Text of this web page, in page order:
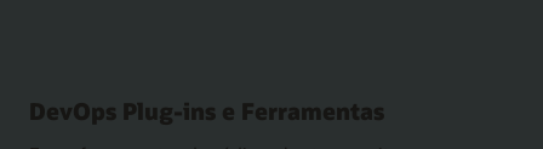
DevOps Plug-ins e Ferramentas